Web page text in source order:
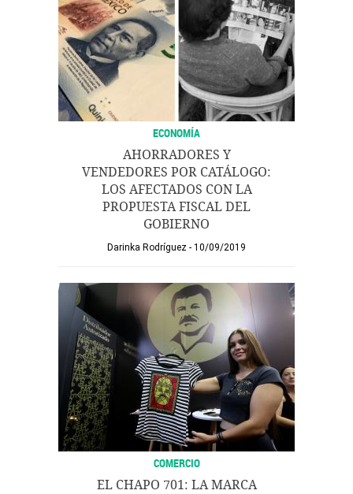
ECONOMÍA
AHORRADORES Y
VENDEDORES POR CATÁLOGO:
LOS AFECTADOS CON LA
PROPUESTA FISCAL DEL
GOBIERNO
Darinka Rodríguez 10/09/2019
COMERCIO
EL CHAPO 701: LA MARCA